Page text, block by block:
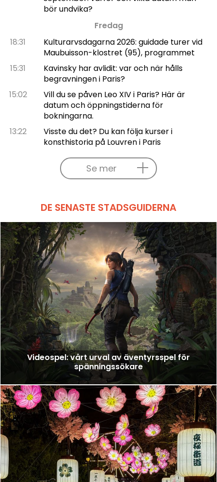
bör undvika?
Fredag
18:31
Kulturarvsdagarna 2026: guidade turer vid
Maubuisson-klostret (95), programmet
15:31
Kavinsky har avlidit: var och när hålls
begravningen i Paris?
15:02
Vill du se påven Leo XIV i Paris? Här är
datum och öppningstiderna för
bokningarna.
13:22
Visste du det? Du kan följa kurser i
konsthistoria på Louvren i Paris
Se mer
DE SENASTE STADSGUIDERNA
Videospel: vårt urval av äventyrsspel för
spänningssökare